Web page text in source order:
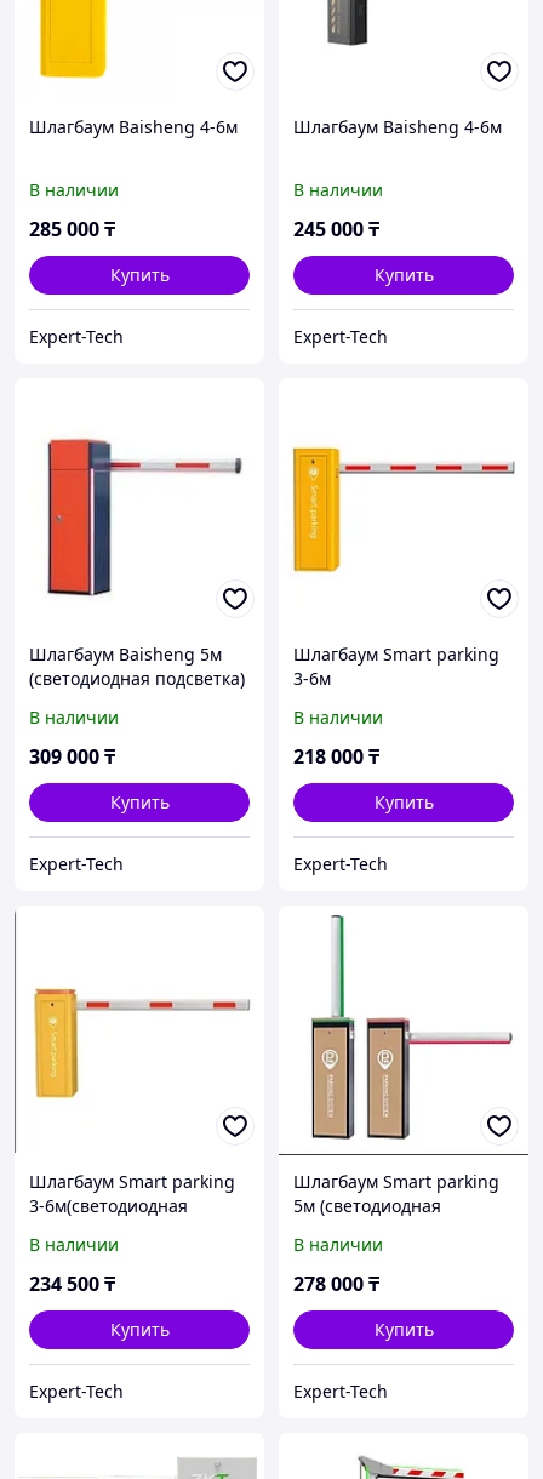
Шлагбаум Baisheng 4-6м
В наличии
285 000₸
Купить
Expert-Tech
Шлагбаум Baisheng 4-6м
В наличии
245 000₸
Купить
Expert-Tech
Шлагбаум Baisheng 5м
(светодиодная подсветка)
В наличии
309 000₸
Купить
Expert-Tech
Шлагбаум Smart parking
3-6м
В наличии
218 000₸
Купить
Expert-Tech
Шлагбаум Smart parking
3-6м(светодиодная
В наличии
234 500₸
Купить
Expert-Tech
Шлагбаум Smart parking
5м (светодиодная
В наличии
278 000₸
Купить
Expert-Tech